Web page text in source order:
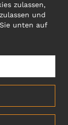
diese Adresse
zulassen,
und
unten auf